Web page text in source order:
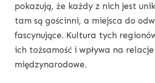
pokazują, że każdy z nich jest
tam są gościnni, a miejsca do
fascynujące. Kultura tych
ich tożsamość i wpływa na relacje
międzynarodowe.